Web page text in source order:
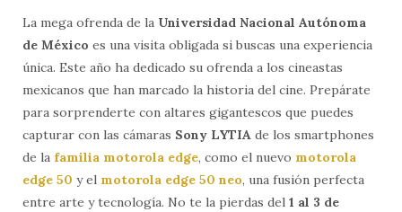
La mega ofrenda de la Universidad Nacional Autónoma
de México es una visita obligada si buscas una experiencia
única. Este año ha dedicado su ofrenda a los cineastas
mexicanos que han marcado la historia del cine. Prepárate
para sorprenderte con altares gigantescos que puedes
capturar con las cámaras Sony LYTIA de los smartphones
de la familia motorola edge, como el nuevo motorola
edge 50 y el motorola edge 50 neo, una fusión perfecta
entre arte y tecnología. No te la pierdas del 1 al 3 de